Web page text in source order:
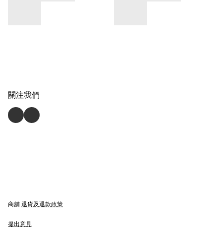
關注我們
商舖 退貨及退款政策
提出意見